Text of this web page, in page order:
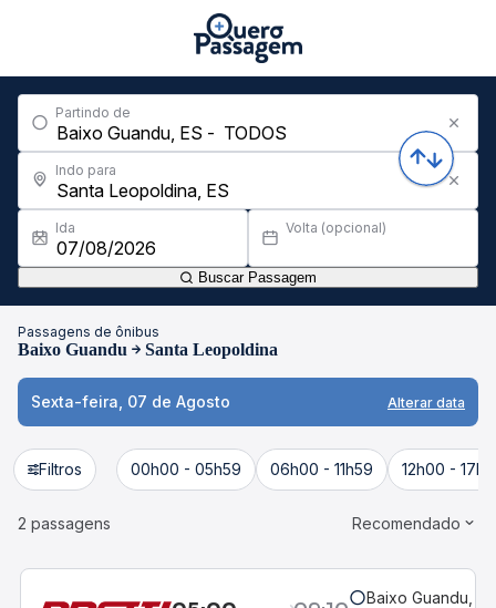
Partindo de
Indo para
Ida Volta (opcional)
Buscar Passagem
Passagens de ônibus
Baixo Guandu Santa Leopoldina
Sexta-feira, 07 de Agosto Alterar data
Filtros 00h00 - 05h59 06h00 - 11h59 12h00 -
2 passagens Recomendado
Baixo Guandu,